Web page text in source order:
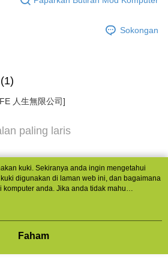
Sokongan
人生無限公司]
paling laris
kuki. Sekiranya anda ingin mengetahui
digunakan di laman web ini, dan bagaimana
anda. Jika anda tidak mahu
anda, sila rujuk penerangan mengenai kuki.
kuki digunakan di laman web ini,
anda, sila rujuk penerangan mengenai
Faham